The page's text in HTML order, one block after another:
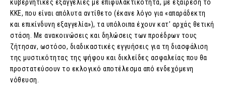
κυβερνητικές εξαγγελίες με επιφυλακτικότητα, με εξαίρεση το
ΚΚΕ, που είναι απόλυτα αντίθετο (έκανε λόγο για «απαράδεκτη
και επικίνδυνη εξαγγελία»), τα υπόλοιπα έχουν κατ’ αρχάς θετική
στάση. Με ανακοινώσεις και δηλώσεις των προέδρων τους
ζήτησαν, ωστόσο, διαδικαστικές εγγυήσεις για τη διασφάλιση
της μυστικότητας της ψήφου και δικλείδες ασφαλείας που θα
προστατεύσουν το εκλογικό αποτέλεσμα από ενδεχόμενη
νόθευση.